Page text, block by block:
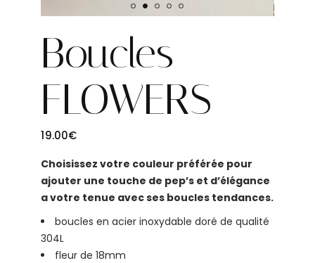
Boucles
FLOWERS
19.00€
Choisissez votre couleur préférée pour
ajouter une touche de pep’s et d’élégance
a votre tenue avec ses boucles tendances.
boucles en acier inoxydable doré de qualité
304L
fleur de 18mm